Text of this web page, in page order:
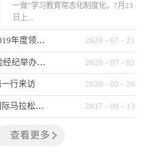
一做”学习教育常态化制度化，7月23
日上...
午，华西金控第一党支部举办了“学
党史、知党情、...
华西保险经纪召开2019年度领导班子述职考核工作会 2020 - 07 - 21
安全生产月|华西保险经纪举办应急消防安全知识培训 2020 - 07 - 02
行来访 2020 - 05 - 26
太平洋产险为成都国际马拉松提供全方位保险保障 2017 - 09 - 13
查看更多